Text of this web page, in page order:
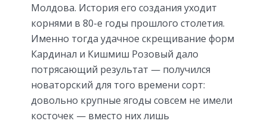
Молдова. История его создания уходит
корнями в 80-е годы прошлого столетия.
Именно тогда удачное скрещивание форм
Кардинал и Кишмиш Розовый дало
потрясающий результат — получился
новаторский для того времени сорт:
довольно крупные ягоды совсем не имели
косточек — вместо них лишь